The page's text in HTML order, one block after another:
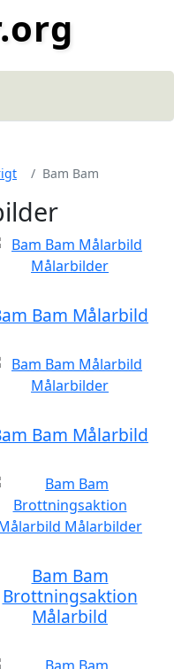
Bam Bam
Bam Målarbild
Bam Målarbild
Bam Bam
Brottningsaktion
Målarbild